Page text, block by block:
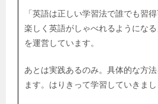
「英語は正しい学習法で誰でも習
楽しく英語がしゃべれるようにな
を運営しています。
あとは実践あるのみ。具体的な方
ます。はりきって学習していきまし